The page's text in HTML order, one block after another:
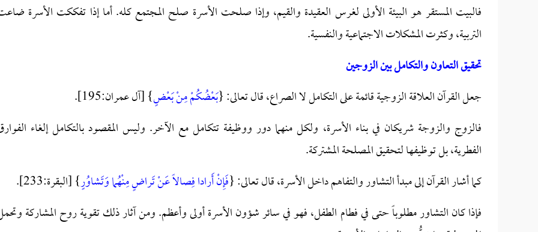
فالبيت المستقر هو البيئة الأولى لغرس العقيدة والقيم، وإذا صلحت الأسرة صلح المجتمع كله. أما إذا تفككت الأسرة
التربية، وكثرت المشكلات الاجتماعية والنفسية.
تحقيق التعاون والتكامل بين الزوجين
جعل القرآن العلاقة الزوجية قائمة على التكامل لا الصراع، قال تعالى: {بَعْضُكُمْ مِنْ بَعْضٍ} [آل عمران:195].
فالزوج والزوجة شريكان في بناء الأسرة، ولكل منهما دور ووظيفة تتكامل مع الآخر. وليس المقصود بالتكامل إلغاء
الفطرية، بل توظيفها لتحقيق المصلحة المشتركة.
كما أشار القرآن إلى مبدأ التشاور والتفاهم داخل الأسرة، قال تعالى: {فَإِنْ أَرادا فِصالاً عَنْ تَراضٍ مِنْهُما وَتَشاوُرٍ} [البقرة:233].
فإذا كان التشاور مطلوباً حتى في فطام الطفل، فهو في سائر شؤون الأسرة أولى وأعظم. ومن آثار ذلك تقوية روح المشاركة